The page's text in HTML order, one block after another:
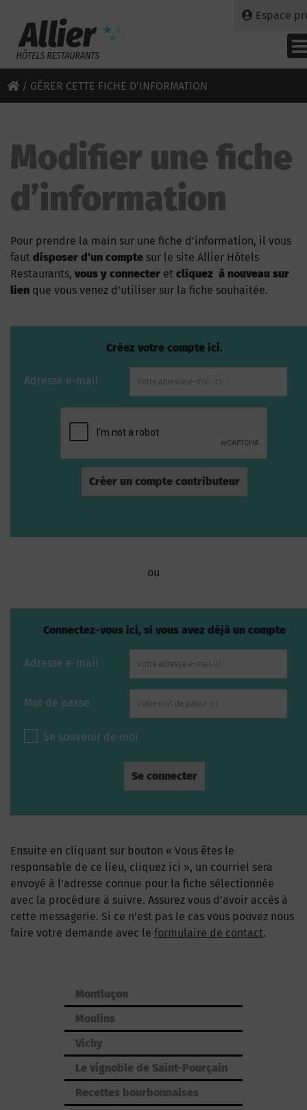
Espace
/ GÉRER CETTE FICHE D’INFORMATION
Modifier une fiche
d’information
Pour prendre la main sur une fiche d’information, il vous
faut disposer d’un compte sur le site Allier Hôtels
Restaurants, vous y connecter et cliquez à nouveau sur
lien que vous venez d’utiliser sur la fiche souhaitée.
Créez votre compte ici.
Adresse e-mail
ou
Connectez-vous ici, si vous avez déjà un compte
Adresse e-mail
Mot de passe
Se souvenir de moi
Ensuite en cliquant sur bouton « Vous êtes le
responsable de ce lieu, cliquez ici », un courriel sera
envoyé à l’adresse connue pour la fiche sélectionnée
avec la procédure à suivre. Assurez vous d’avoir accès à
cette messagerie. Si ce n’est pas le cas vous pouvez nous
faire votre demande avec le formulaire de contact.
Montluçon
Moulins
Vichy
Le vignoble de Saint-Pourçain
Recettes bourbonnaises